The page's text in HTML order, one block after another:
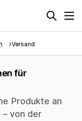
Versand
für
Produkte an
von der